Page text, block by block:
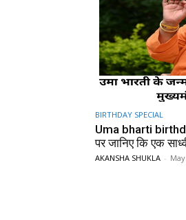
BIRTHDAY SPECIAL
Uma bharti
पर जानिए कि एक
AKANSHA SHUKLA -